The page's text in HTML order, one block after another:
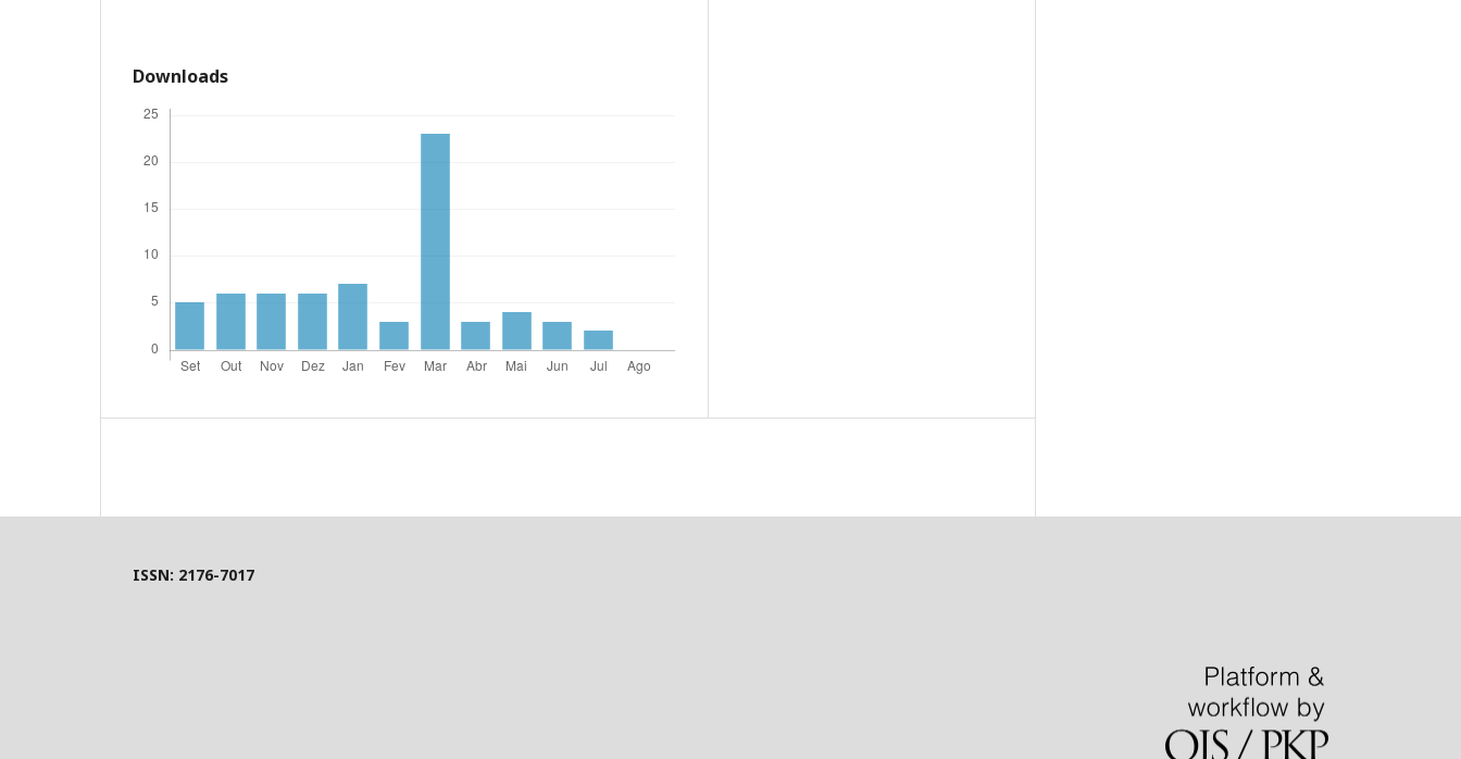
Downloads
ISSN: 2176-7017